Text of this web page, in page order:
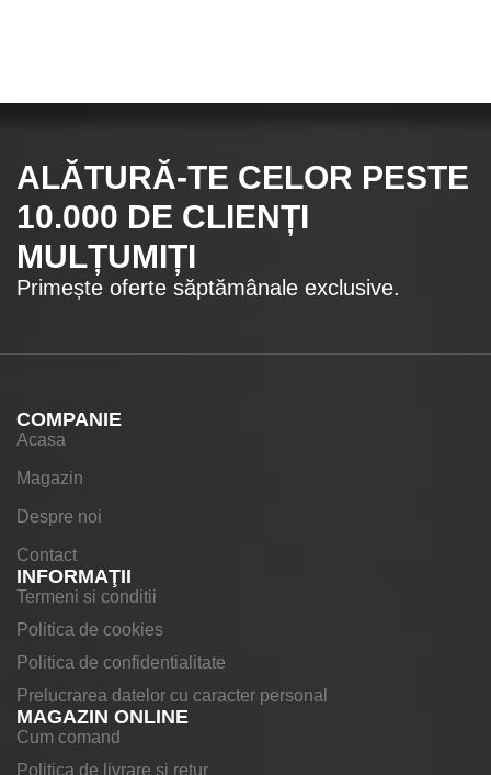
ALĂTURĂ-TE CELOR PESTE
10.000 DE CLIENȚI
MULȚUMIȚI
Primește oferte săptămânale exclusive.
COMPANIE
Acasa
Magazin
Despre noi
Contact
INFORMAŢII
Termeni si conditii
Politica de cookies
Politica de confidentialitate
Prelucrarea datelor cu caracter personal
MAGAZIN ONLINE
Cum comand
Politica de livrare si retur